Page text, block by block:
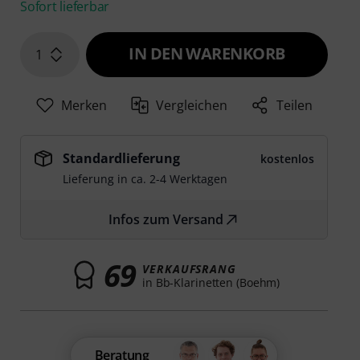
Sofort lieferbar
1 IN DEN WARENKORB
Merken Vergleichen Teilen
Standardlieferung
kostenlos
Lieferung in ca. 2-4 Werktagen
Infos zum Versand
69 VERKAUFSRANG
in Bb-Klarinetten (Boehm)
Beratung